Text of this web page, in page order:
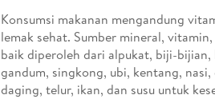
Konsumsi makanan mengandung
lemak sehat. Sumber mineral,
baik diperoleh dari alpukat, biji-
gandum, singkong, ubi, kentang,
daging, telur, ikan, dan susu untuk